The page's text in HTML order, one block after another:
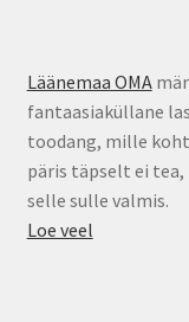
Läänemaa OMA
fantaasiaküllane
toodang, mille
päris täpselt ei tea,
selle sulle valmis.
Loe veel